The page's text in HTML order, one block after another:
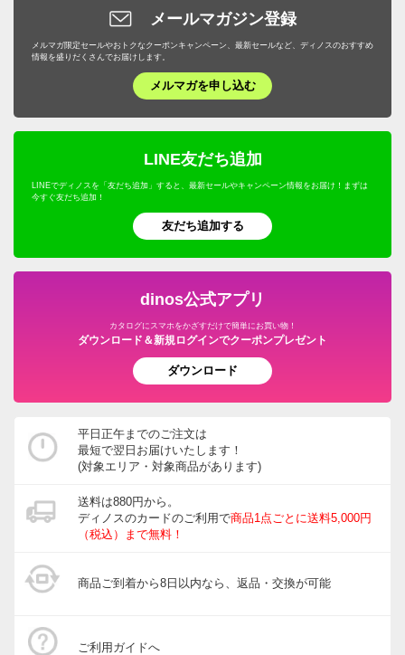
メールマガジン登録
メルマガ限定セールやおトクなクーポンキャンペーン、最新セールなど、ディノスのおすすめ
情報を盛りだくさんでお届けします。
メルマガを申し込む
LINE友だち追加
LINEでディノスを「友だち追加」すると、最新セールやキャンペーン情報をお届け！まずは
今すぐ友だち追加！
友だち追加する
dinos公式アプリ
カタログにスマホをかざすだけで簡単にお買い物！
ダウンロード＆新規ログインでクーポンプレゼント
ダウンロード
平日正午までのご注文は
最短で翌日お届けいたします！
(対象エリア・対象商品があります)
送料は880円から。
ディノスのカードのご利用で商品1点ごとに送料5,000円
（税込）まで無料！
商品ご到着から8日以内なら、返品・交換が可能
ご利用ガイドへ